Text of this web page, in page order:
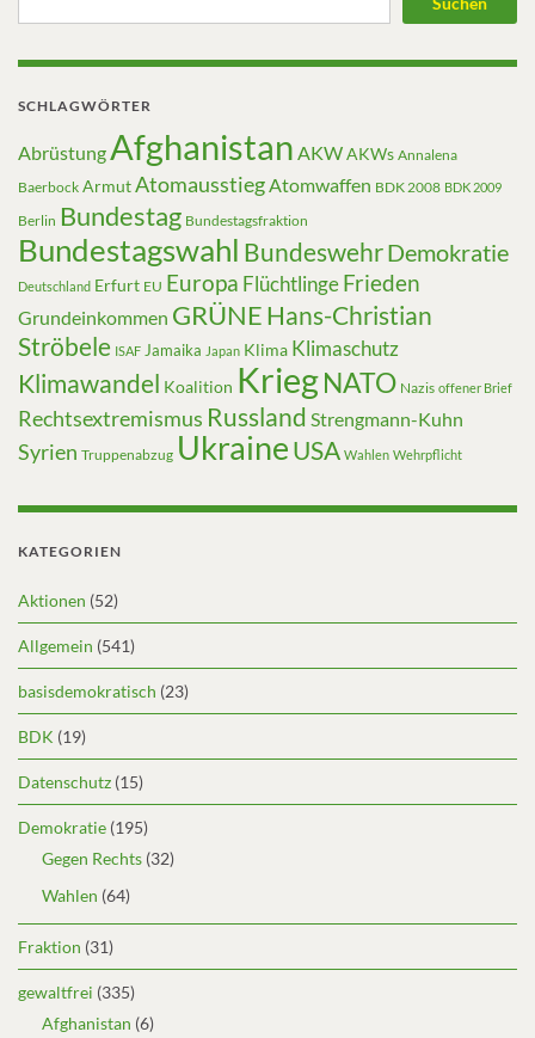
SCHLAGWÖRTER
Abrüstung Afghanistan AKWAKWs Annalena
Baerbock ArmutAtomausstiegAtomwaffen BDK 2008 BDK 2009
Berlin Bundestag Bundestagsfraktion
Bundestagswahl BundeswehrDemokratie
Deutschland Erfurt EU Europa FlüchtlingeFrieden
Grundeinkommen GRÜNE Hans-Christian
Ströbele ISAF Jamaika Japan Klima Klimaschutz
Klimawandel Koalition KriegNATO Nazis offener Brief
Rechtsextremismus Russland Strengmann-Kuhn
Syrien Truppenabzug UkraineUSA Wahlen Wehrpflicht
KATEGORIEN
Aktionen (52)
Allgemein (541)
basisdemokratisch (23)
BDK (19)
Datenschutz (15)
Demokratie (195)
Gegen Rechts (32)
Wahlen (64)
Fraktion (31)
gewaltfrei (335)
Afghanistan (6)